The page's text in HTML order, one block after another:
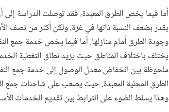
أما فيما يخص الطرق المعبدة، فقد توصلت الدراسة إلى
يقدر بضعف النسبة ذاتها في غزة، ولكن أكثر من نصف
وجودة الطرق أمام منازلها. أما فيما يخص خدمة جمع
يختلف باختلاف المناطق حيث يزيد نطاق التغطية
ملحوظة بين انخفاض معدل الوصول إلى خدمة جمع
الطرق المحلية المعبدة. حيث يصعب على شاحنات جمع
وهذا يسلط الضوء على الترابط بين تقديم الخدمات